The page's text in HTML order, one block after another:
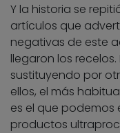
Y la historia se
artículos que
negativas de este
llegaron los
sustituyendo por
ellos, el más
es el que podemos
productos